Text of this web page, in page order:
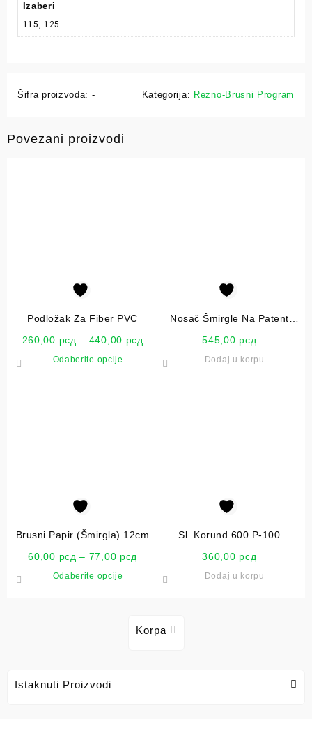
Korpa
Izaberi
115, 125
Šifra proizvoda: - Kategorija: Rezno-Brusni Program
Povezani proizvodi
Podložak Za Fiber PVC
260,00 рсд – 440,00 рсд
Odaberite opcije
Nosač Šmirgle Na Patent
545,00 рсд
Dodaj u korpu
Brusni Papir (Šmirgla) 12cm
60,00 рсд – 77,00 рсд
Odaberite opcije
Sl. Korund 600 P-100
360,00 рсд
Dodaj u korpu
Istaknuti Proizvodi